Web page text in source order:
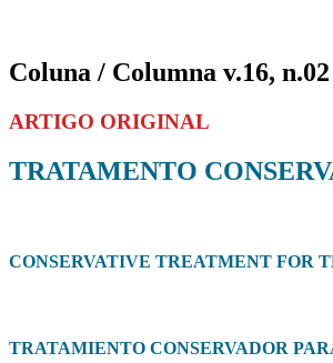
Coluna / Columna v.16,
ARTIGO ORIGINAL
TRATAMENTO
CONSERVATIVE TREATMENT FOR
TRATAMIENTO CONSERVADOR